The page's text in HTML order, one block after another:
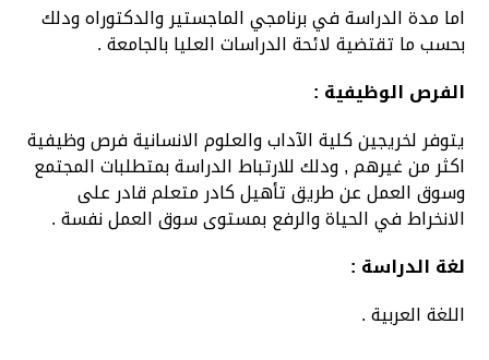
اما مدة الدراسة في برنامجي الماجستير والدكتوراه ودلك
بحسب ما تقتضية لائحة الدراسات العليا بالجامعة .
الفرص الوظيفية :
يتوفر لخريجين كلية الآداب والعلوم الانسانية فرص وظيفية
اكثر من غيرهم , ودلك للارتباط الدراسة بمتطلبات المجتمع
وسوق العمل عن طريق تأهيل كادر متعلم قادر على
الانخراط في الحياة والرفع بمستوى سوق العمل نفسة .
لغة الدراسة :
اللغة العربية .